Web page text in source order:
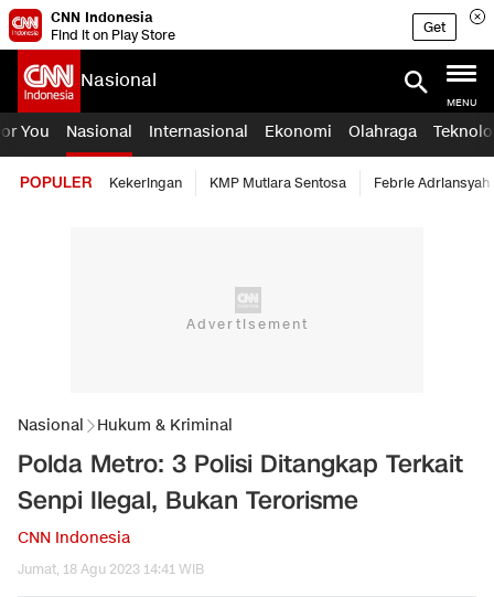
CNN Indonesia
Find it on Play Store
Get
Nasional
MENU
You Nasional Internasional Ekonomi Olahraga
POPULER Kekeringan KMP Mutiara Sentosa Febrie Adriansyah
Nasional Hukum & Kriminal
Polda Metro: 3 Polisi Ditangkap Terkait
Senpi Ilegal, Bukan Terorisme
CNN Indonesia
Jumat, 18 Agu 2023 14:41 WIB